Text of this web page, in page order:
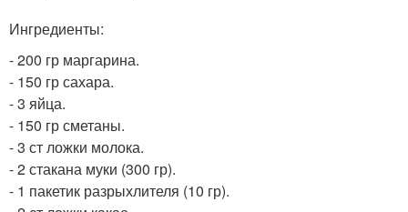
Ингредиенты:
- 200 гр маргарина.
- 150 гр сахара.
- 3 яйца.
- 150 гр сметаны.
- 3 ст ложки молока.
- 2 стакана муки (300 гр).
- 1 пакетик разрыхлителя (10 гр).